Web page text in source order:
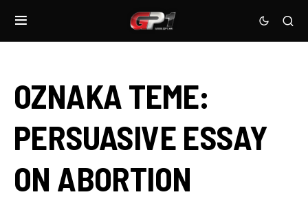
OZNAKA TEME:
PERSUASIVE ESSAY
ON ABORTION